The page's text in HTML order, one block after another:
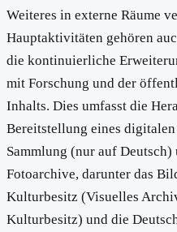
Weiteres in externe Räume
Hauptaktivitäten gehören
die kontinuierliche
mit Forschung und der
Inhalts. Dies umfasst die
Bereitstellung eines
Sammlung (nur auf
Fotoarchive, darunter das
Kulturbesitz (Visuelles
Kulturbesitz) und die